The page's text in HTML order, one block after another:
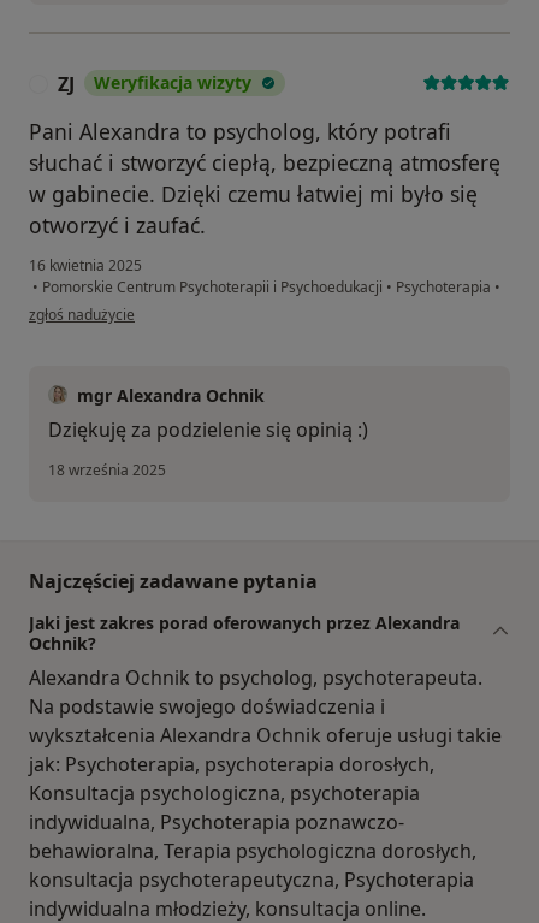
ZJ Weryfikacja wizyty
Pani Alexandra to psycholog, który potrafi
słuchać i stworzyć ciepłą, bezpieczną atmosferę
w gabinecie. Dzięki czemu łatwiej mi było się
otworzyć i zaufać.
16 kwietnia 2025
• Pomorskie Centrum Psychoterapii i Psychoedukacji • Psychoterapia •
w opinii użytkownika ZJ
zgłoś nadużycie
mgr Alexandra Ochnik
Dziękuję za podzielenie się opinią :)
18 września 2025
Najczęściej zadawane pytania
Jaki jest zakres porad oferowanych przez Alexandra
Ochnik?
Alexandra Ochnik to psycholog, psychoterapeuta.
Na podstawie swojego doświadczenia i
wykształcenia Alexandra Ochnik oferuje usługi takie
jak: Psychoterapia, psychoterapia dorosłych,
Konsultacja psychologiczna, psychoterapia
indywidualna, Psychoterapia poznawczo-
behawioralna, Terapia psychologiczna dorosłych,
konsultacja psychoterapeutyczna, Psychoterapia
indywidualna młodzieży, konsultacja online.